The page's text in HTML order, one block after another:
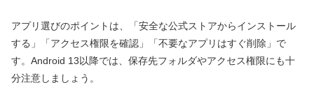
アプリ選びのポイントは、「安全な公式ストアからインストール
する」「アクセス権限を確認」「不要なアプリはすぐ削除」で
す。Android 13以降では、保存先フォルダやアクセス権限にも十
分注意しましょう。